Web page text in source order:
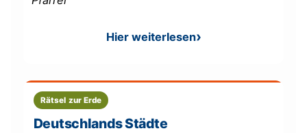
Hier weiterlesen: Jakob Glatz – Rätsel –
Rätsel zur Erde
Deutschlands Städte